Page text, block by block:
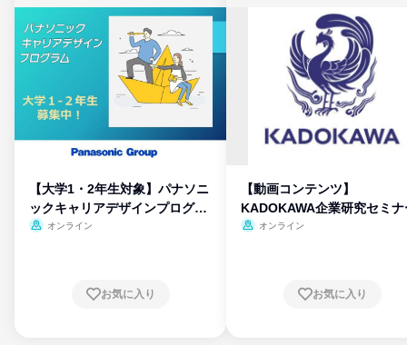
【大学1・2年生対象】パナソニ
ックキャリアデザインプログラ
ム
オンライン
お気に入り
【動画コンテンツ】
KADOKAWA企業研究セミナ
オンライン
お気に入り